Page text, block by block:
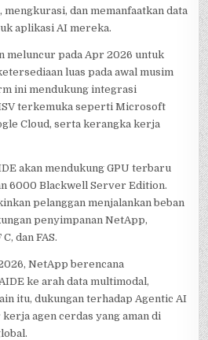
mengkurasi, dan memanfaatkan data
aplikasi AI mereka.
meluncur pada Apr 2026 untuk
luas pada awal musim
ini mendukung integrasi
terkemuka seperti Microsoft
Cloud, serta kerangka kerja
akan mendukung GPU terbaru
6000 Blackwell Server Edition.
pelanggan menjalankan beban
penyimpanan NetApp,
dan FAS.
NetApp berencana
ke arah data multimodal,
itu, dukungan terhadap Agentic AI
agen cerdas yang aman di